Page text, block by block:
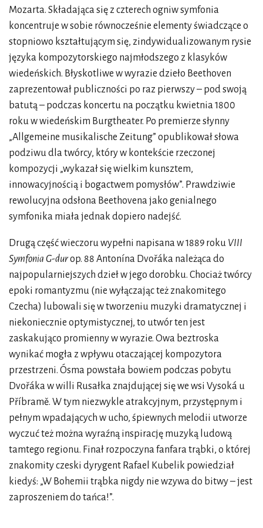
Mozarta. Składająca się z czterech ogniw symfonia
koncentruje w sobie równocześnie elementy świadczące o
stopniowo kształtującym się, zindywidualizowanym rysie
języka kompozytorskiego najmłodszego z klasyków
wiedeńskich. Błyskotliwe w wyrazie dzieło Beethoven
zaprezentował publiczności po raz pierwszy – pod swoją
batutą – podczas koncertu na początku kwietnia 1800
roku w wiedeńskim Burgtheater. Po premierze słynny
„Allgemeine musikalische Zeitung” opublikował słowa
podziwu dla twórcy, który w kontekście rzeczonej
kompozycji „wykazał się wielkim kunsztem,
innowacyjnością i bogactwem pomysłów”. Prawdziwie
rewolucyjna odsłona Beethovena jako genialnego
symfonika miała jednak dopiero nadejść.
Drugą część wieczoru wypełni napisana w 1889 roku VIII
Symfonia G-durop. 88 Antonína Dvořáka należąca do
najpopularniejszych dzieł w jego dorobku. Chociaż twórcy
epoki romantyzmu (nie wyłączając też znakomitego
Czecha) lubowali się w tworzeniu muzyki dramatycznej i
niekoniecznie optymistycznej, to utwór ten jest
zaskakująco promienny w wyrazie. Owa beztroska
wynikać mogła z wpływu otaczającej kompozytora
przestrzeni. Ósma powstała bowiem podczas pobytu
Dvořáka w willi Rusałka znajdującej się we wsi Vysoká u
Příbramě. W tym niezwykle atrakcyjnym, przystępnym i
pełnym wpadających w ucho, śpiewnych melodii utworze
wyczuć też można wyraźną inspirację muzyką ludową
tamtego regionu. Finał rozpoczyna fanfara trąbki, o której
znakomity czeski dyrygent Rafael Kubelik powiedział
kiedyś: „W Bohemii trąbka nigdy nie wzywa do bitwy – jest
zaproszeniem do tańca!”.